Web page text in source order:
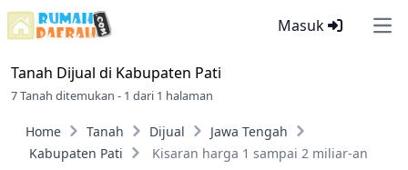
Masuk
Tanah Dijual di Kabupaten Pati
7 Tanah ditemukan - 1 dari 1 halaman
Home Tanah Dijual
Jawa Tengah
Kabupaten Pati
Kisaran harga 1 sampai 2 miliar-an